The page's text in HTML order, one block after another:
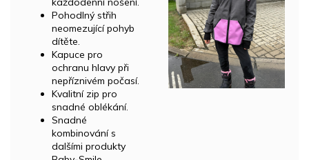
Pohodlný střih
neomezující pohyb
dítěte.
Kapuce pro
ochranu hlavy při
nepříznivém počasí.
Kvalitní zip pro
snadné oblékání.
Snadné
kombinování s
dalšími produkty